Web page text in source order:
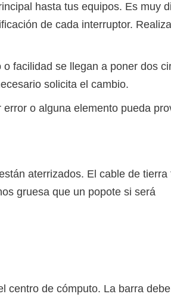
hasta tus equipos. Es muy
de cada interruptor.
facilidad se llegan a poner dos
solicita el cambio.
o alguna elemento pueda
aterrizados. El cable de tierra
gruesa que un popote si será
centro de cómputo. La barra